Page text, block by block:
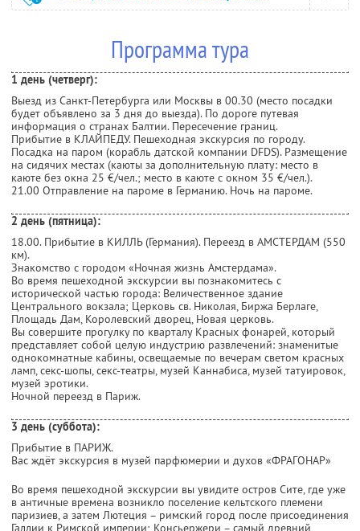
Программа тура
1 день (четверг):
Выезд из Санкт-Петербурга или Москвы в 00.30 (место посадки
будет объявлено за 3 дня до выезда). По дороге путевая
информация о странах Балтии. Пересечение границ.
Прибытие в КЛАЙПЕДУ. Пешеходная экскурсия по городу.
Посадка на паром (корабль датской компании DFDS). Размещение
на сидячих местах (каюты за дополнительную плату: место в
каюте без окна 25 €/чел.; место в каюте с окном 35 €/чел.).
21.00 Отправление на пароме в Германию. Ночь на пароме.
2 день (пятница):
18.00. Прибытие в КИЛЛЬ (Германия). Переезд в АМСТЕРДАМ (550
км).
Знакомство с городом «Ночная жизнь Амстердама».
Во время пешеходной экскурсии вы познакомитесь с
исторической частью города: Величественное здание
Центрального вокзала; Церковь св. Николая, Биржа Берлаге,
Площадь Дам, Королевский дворец, Новая церковь.
Вы совершите прогулку по кварталу Красных фонарей, который
представляет собой целую индустрию развлечений: знаменитые
однокомнатные кабины, освещаемые по вечерам светом красных
ламп, секс-шопы, секс-театры, музей Каннабиса, музей татуировок,
музей эротики.
Ночной переезд в Париж.
3 день (суббота):
Прибытие в ПАРИЖ.
Вас ждёт экскурсия в музей парфюмерии и духов «ФРАГОНАР»
Во время пешеходной экскурсии вы увидите остров Сите, где уже
в античные времена возникло поселение кельтского племени
паризиев, а затем Лютеция – римский город после присоединения
Галлии к Римской империи; Консьержери – самый древний